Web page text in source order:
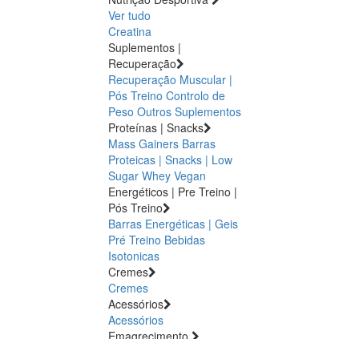
Ver tudo
Creatina
Suplementos |
Recuperação
Recuperação Muscular |
Pós Treino Controlo de
Peso Outros Suplementos
Proteínas | Snacks
Mass Gainers Barras
Proteicas | Snacks | Low
Sugar Whey Vegan
Energéticos | Pre Treino |
Pós Treino
Barras Energéticas | Geis
Pré Treino Bebidas
Isotonicas
Cremes
Cremes
Acessórios
Acessórios
Emagrecimento